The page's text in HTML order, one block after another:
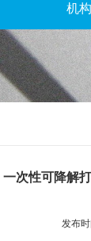
机
一次性可降解
发布